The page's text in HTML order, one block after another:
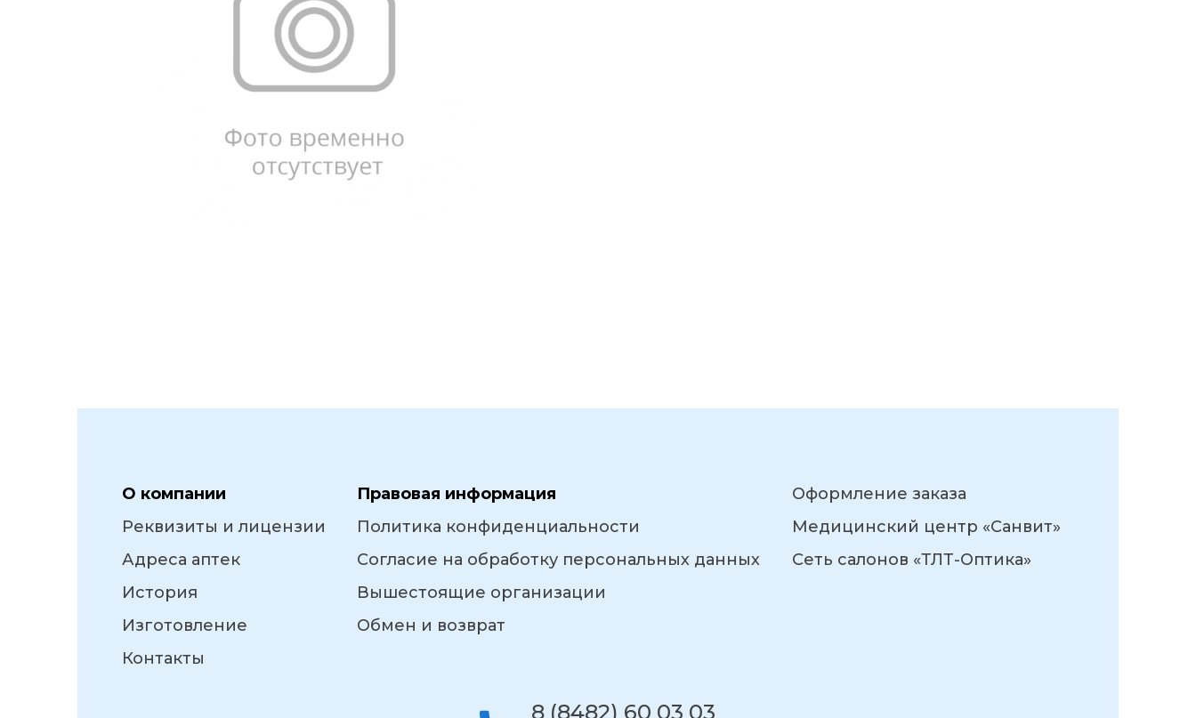
О компании
Реквизиты и лицензии
Адреса аптек
История
Изготовление
Контакты
Правовая информация
Политика конфиденциальности
Согласие на обработку персональных данных
Вышестоящие организации
Обмен и возврат
Оформление заказа
Медицинский центр «Санвит»
Сеть салонов «ТЛТ-Оптика»
8 (8482) 60 03 03